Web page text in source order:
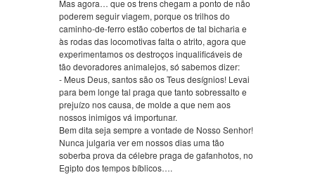
Mas agora… que os trens chegam a ponto de não
poderem seguir viagem, porque os trilhos do
caminho-de-ferro estão cobertos de tal bicharia e
às rodas das locomotivas falta o atrito, agora que
experimentamos os destroços inqualificáveis de
tão devoradores animalejos, só sabemos dizer:
- Meus Deus, santos são os Teus desígnios! Levai
para bem longe tal praga que tanto sobressalto e
prejuízo nos causa, de molde a que nem aos
nossos inimigos vá importunar.
Bem dita seja sempre a vontade de Nosso Senhor!
Nunca julgaria ver em nossos dias uma tão
soberba prova da célebre praga de gafanhotos, no
Egipto dos tempos bíblicos….